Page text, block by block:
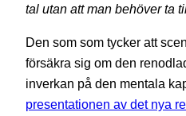
tal utan att man behöver ta
Den som som tycker att
försäkra sig om den
inverkan på den mentala
presentationen av det nya